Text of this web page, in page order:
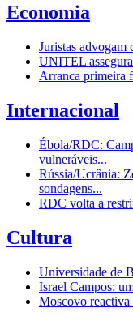
Economia
Juristas advogam
UNITEL
Arranca primeira
Internacional
Ébola/RDC:
vulneráveis...
Rússia/Ucrânia:
sondagens...
RDC volta a
Cultura
Universidade de
Israel Campos:
Moscovo reactiva